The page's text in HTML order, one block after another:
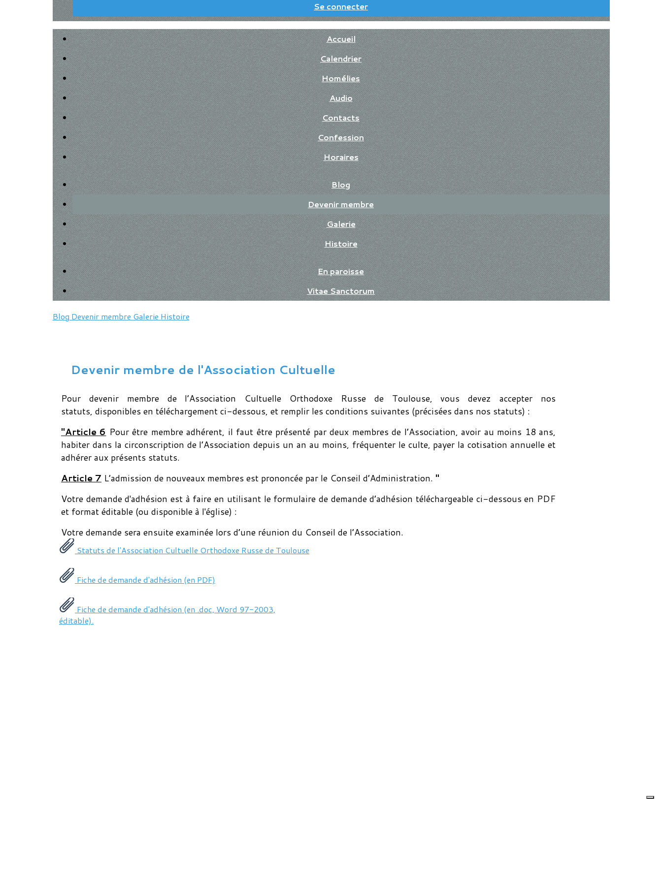
Se connecter
Accueil
Calendrier
Homélies
Audio
Contacts
Confession
Horaires
Blog
Devenir membre
Galerie
Histoire
En paroisse
Vitae Sanctorum
Blog Devenir membre Galerie Histoire
Devenir membre de l'Association Cultuelle
Pour devenir membre de l’Association Cultuelle Orthodoxe Russe de Toulouse, vous devez accepter nos
statuts, disponibles en téléchargement ci-dessous, et remplir les conditions suivantes (précisées dans nos statuts) :
"Article 6 Pour être membre adhérent, il faut être présenté par deux membres de l’Association, avoir au moins 18 ans,
habiter dans la circonscription de l’Association depuis un an au moins, fréquenter le culte, payer la cotisation annuelle et
adhérer aux présents statuts.
Article 7 L’admission de nouveaux membres est prononcée par le Conseil d’Administration. "
Votre demande d'adhésion est à faire en utilisant le formulaire de demande d’adhésion téléchargeable ci-dessous en PDF
et format éditable (ou disponible à l'église) :
Votre demande sera ensuite examinée lors d’une réunion du Conseil de l’Association.
Statuts de l'Association Cultuelle Orthodoxe Russe de Toulouse
Fiche de demande d'adhésion (en PDF)
Fiche de demande d'adhésion (en .doc, Word 97-2003,
éditable).